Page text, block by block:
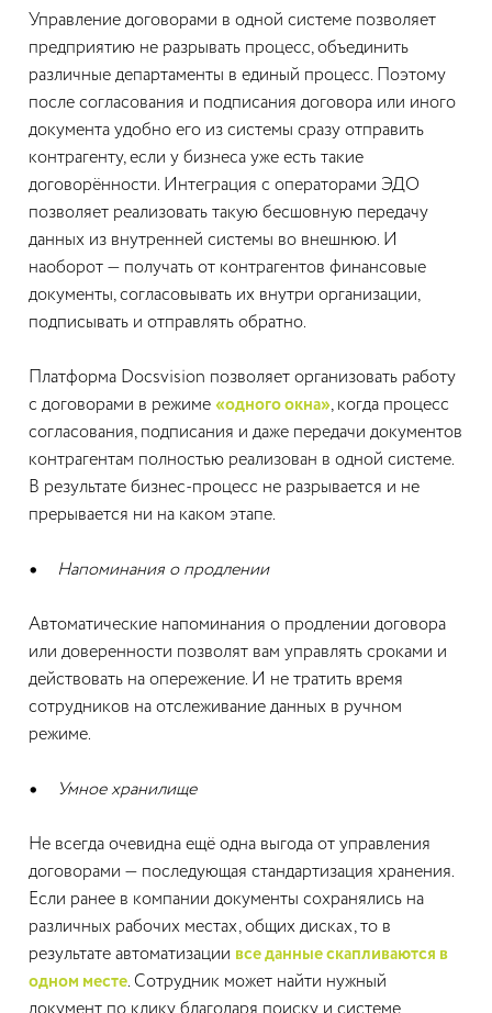
Управление договорами в одной системе позволяет
предприятию не разрывать процесс, объединить
различные департаменты в единый процесс. Поэтому
после согласования и подписания договора или иного
документа удобно его из системы сразу отправить
контрагенту, если у бизнеса уже есть такие
договорённости. Интеграция с операторами ЭДО
позволяет реализовать такую бесшовную передачу
данных из внутренней системы во внешнюю. И
наоборот — получать от контрагентов финансовые
документы, согласовывать их внутри организации,
подписывать и отправлять обратно.
Платформа Docsvision позволяет организовать работу
с договорами в режиме «одного окна», когда процесс
согласования, подписания и даже передачи документов
контрагентам полностью реализован в одной системе.
В результате бизнес-процесс не разрывается и не
прерывается ни на каком этапе.
Напоминания о продлении
Автоматические напоминания о продлении договора
или доверенности позволят вам управлять сроками и
действовать на опережение. И не тратить время
сотрудников на отслеживание данных в ручном
режиме.
Умное хранилище
Не всегда очевидна ещё одна выгода от управления
договорами — последующая стандартизация хранения.
Если ранее в компании документы сохранялись на
различных рабочих местах, общих дисках, то в
результате автоматизации все данные скапливаются в
одном месте. Сотрудник может найти нужный
документ по клику благодаря поиску и системе